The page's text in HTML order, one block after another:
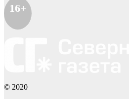
16+
© 2020